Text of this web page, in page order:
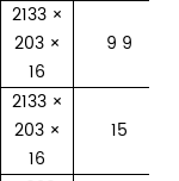
2133 ×
203 ×
16
9 9
2133 ×
203 ×
16
15